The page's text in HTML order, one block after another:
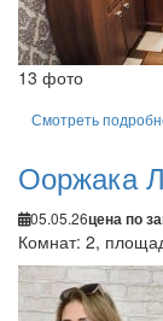
13 фото
Смотреть
Ооржака
05.05.26цена по
Комнат: 2,